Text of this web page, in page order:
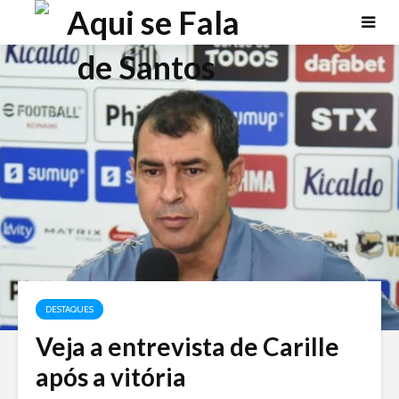
DESTAQUES
Veja a entrevista de Carille
após a vitória